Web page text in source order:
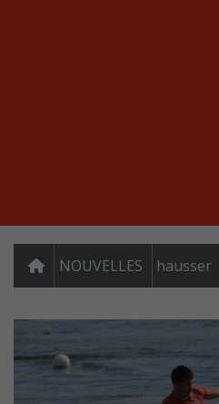
NOUVELLES hausser